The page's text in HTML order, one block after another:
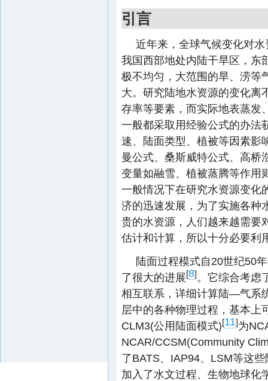
引言
近年来，全球气候变化对
我国西部地处内陆干旱区，东
极不均匀，大范围的旱、涝等
大。研究陆地水资源的变化离
存率等要素，而实际地表蒸发
一般都采取用经验公式的办法
速、陆面类型、植被等因素影
曼公式、桑斯威特公式、高桥
变量如融雪、植被蒸腾等作用
一般情况下在研究水资源变化
济的迅速发展，为了实施各种
贵的水资源，人们越来越需要
估计和计算，所以十分必要利
陆面过程模式自20世纪50
了很大的进展[8]。它综合考虑
相互联系，详细计算陆—气系
层中的各种物理过程，基本
CLM3(公用陆面模式)[11]为
NCAR/CCSM(Community
了BATS、IAP94、LSM等这
加入了水文过程、生物地球化